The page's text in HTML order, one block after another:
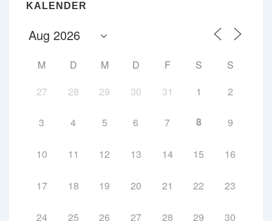
KALENDER
M D M D F S
S
27
28 29 30 31 1 2
3 4 5 6 7 8 9
10 11 12 13 14 15 16
17 18 19 20 21 22 23
24 25 26 27 28 29 30